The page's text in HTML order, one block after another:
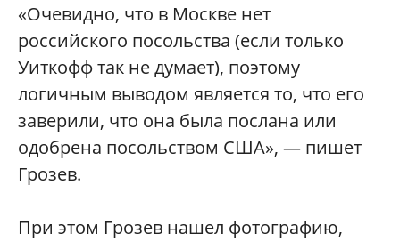
«Очевидно, что в Москве нет
российского посольства (если только
Уиткофф так не думает), поэтому
логичным выводом является то, что его
заверили, что она была послана или
одобрена посольством США», — пишет
Грозев.
При этом Грозев нашел фотографию,